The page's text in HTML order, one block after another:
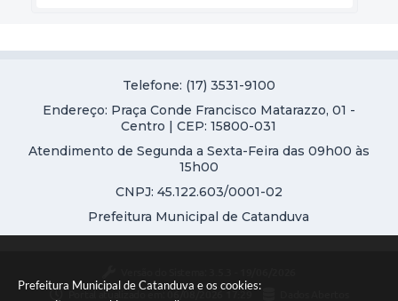
Prefeitura Municipal de Catanduva e os cookies:
Telefone: (17) 3531-9100
Endereço: Praça Conde Francisco Matarazzo, 01 -
Centro | CEP: 15800-031
Atendimento de Segunda a Sexta-Feira das 09h00 às
15h00
CNPJ: 45.122.603/0001-02
Prefeitura Municipal de Catanduva
Portal atualizado em: